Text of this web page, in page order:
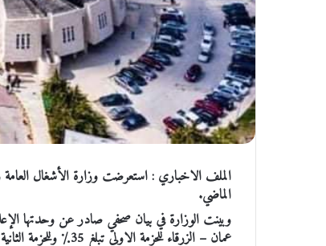
الملف الاخباري : استعرضت وزارة الأشغال العامة
الماضي.
وبينت الوزارة في بيان صحفي صادر عن وحدتها
عمان – الزرقاء للحزمة الاولى تبلغ 35٪ وللحزمة الثانية 68٪ والثالثة 65٪، وفي الحزمة الرابعة 80%.